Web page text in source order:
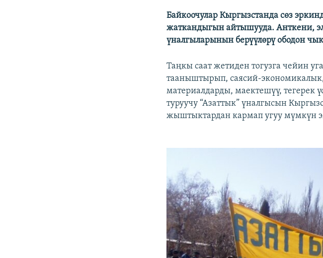
Байкоочулар Кыргызстанда сөз
жаткандыгын айтышууда. Анткени,
үналгыларынын берүүлөрү ободон
Таңкы саат жетиден тогузга чейин
тааныштырып, саясий-
материалдарды, маектешүү, тегерек
туруучу “Азаттык” үналгысын
жыштыктардан кармап угуу мүмкүн